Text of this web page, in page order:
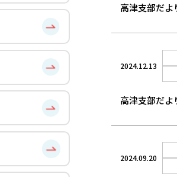
高津支部だ
2024.12.13
高津支部だ
2024.09.20